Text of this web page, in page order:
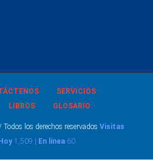
SERVICIOS
LIBROS GLOSARIO
los derechos reservados Visitas
Hoy 1,509 | En línea 60